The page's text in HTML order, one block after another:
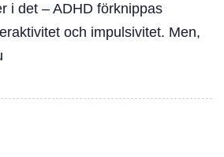
i det – ADHD förknippas
och impulsivitet. Men,